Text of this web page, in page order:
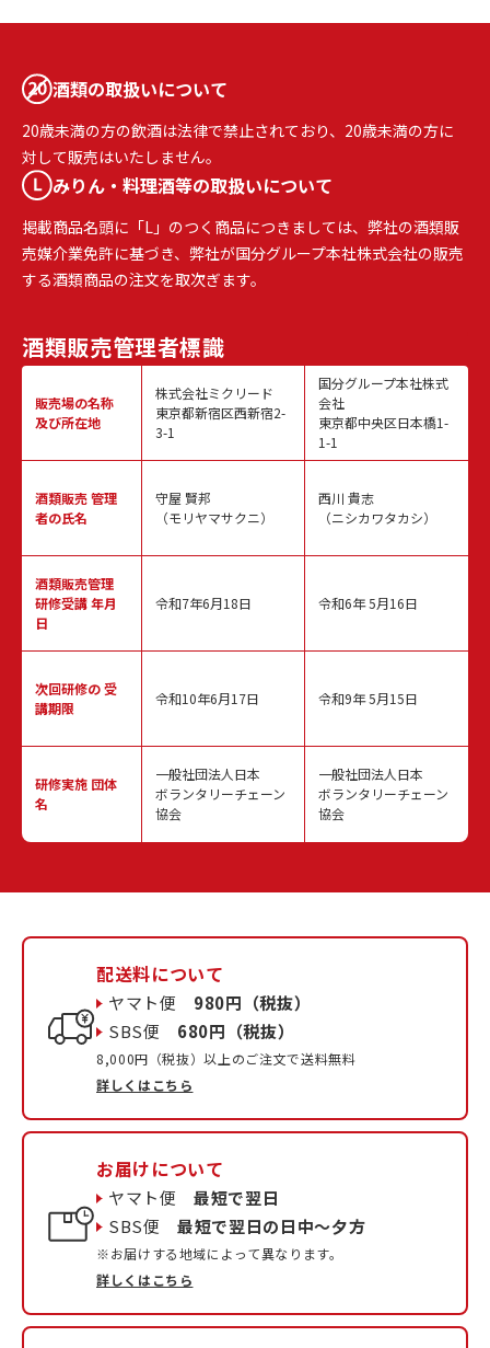
酒類の取扱いについて
20歳未満の方の飲酒は法律で禁止されており、20歳未満の方に
対して販売はいたしません。
みりん・料理酒等の取扱いについて
掲載商品名頭に「L」のつく商品につきましては、弊社の酒類販
売媒介業免許に基づき、弊社が国分グループ本社株式会社の販売
する酒類商品の注文を取次ぎます。
酒類販売管理者標識
販売場の名称
及び所在地
酒類販売管理
者の氏名
酒類販売管理
研修受講 年月
日
次回研修の受
講期限
研修実施 団体
名
株式会社ミクリード
東京都新宿区西新宿2-
3-1
守屋 賢邦
（モリヤマサクニ）
令和7年6月18日
令和10年6月17日
一般社団法人日本
ボランタリーチェーン
協会
国分グループ本社株式
会社
東京都中央区日本橋1-
1-1
西川 貴志
（ニシカワタカシ）
令和6年 5月16日
令和9年 5月15日
一般社団法人日本
ボランタリーチェーン
協会
配送料について
ヤマト便 980円（税抜）
SBS便 680円（税抜）
8,000円（税抜）以上のご注文で送料無料
詳しくはこちら
お届けについて
ヤマト便最短で翌日
SBS便最短で翌日の日中〜夕方
※お届けする地域によって異なります。
詳しくはこちら